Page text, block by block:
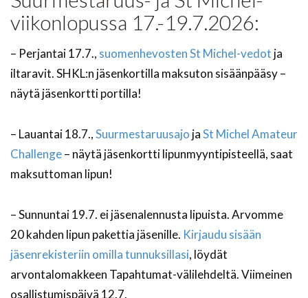
viikonlopussa 17.-19.7.2026:
– Perjantai 17.7., suomenhevosten St Michel-vedot ja
iltaravit. SHKL:n jäsenkortilla maksuton sisäänpääsy –
näytä jäsenkortti portilla!
– Lauantai 18.7.,Suurmestaruusajo jaSt Michel Amateur
Challenge– näytä jäsenkortti lipunmyyntipisteellä, saat
maksuttoman lipun!
– Sunnuntai 19.7. ei jäsenalennusta lipuista. Arvomme
20 kahden lipun pakettia jäsenille. Kirjaudu sisään
jäsenrekisteriin omilla tunnuksillasi, löydät
arvontalomakkeen Tapahtumat-välilehdeltä. Viimeinen
osallistumispäivä 12.7.